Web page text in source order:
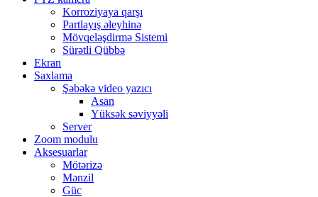
Korroziyaya qarşı
Partlayış əleyhinə
Mövqeləşdirmə Sistemi
Sürətli Qübbə
Ekran
Saxlama
Şəbəkə video yazıcı
Asan
Yüksək səviyyəli
Server
Zoom modulu
Aksesuarlar
Mötərizə
Mənzil
Güc